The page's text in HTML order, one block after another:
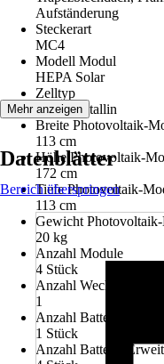
Aufständerung
Steckerart
MC4
Modell Modul
HEPA Solar
Zelltyp
Monokristallin
Breite Photovoltaik-
113 cm
Höhe Photovoltaik-
172 cm
Tiefe Photovoltaik-
113 cm
Gewicht
20 kg
Anzahl Module
4 Stück
Anzahl Wechselrichter
1
Anzahl Batterie Basis
1 Stück
Anzahl Batterie
Mehr anzeigen
Datenblätter
Bereich überspringen